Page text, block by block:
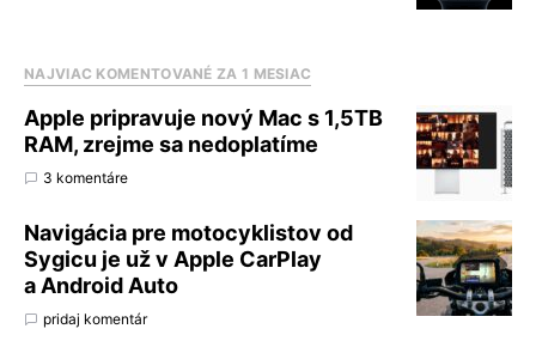
NAJVIAC KOMENTOVANÉ ZA 1 MESIAC
Apple pripravuje nový Mac s 1,5TB
RAM, zrejme sa nedoplatíme
3 komentáre
Navigácia pre motocyklistov od
Sygicu je už v Apple CarPlay
a Android Auto
pridaj komentár